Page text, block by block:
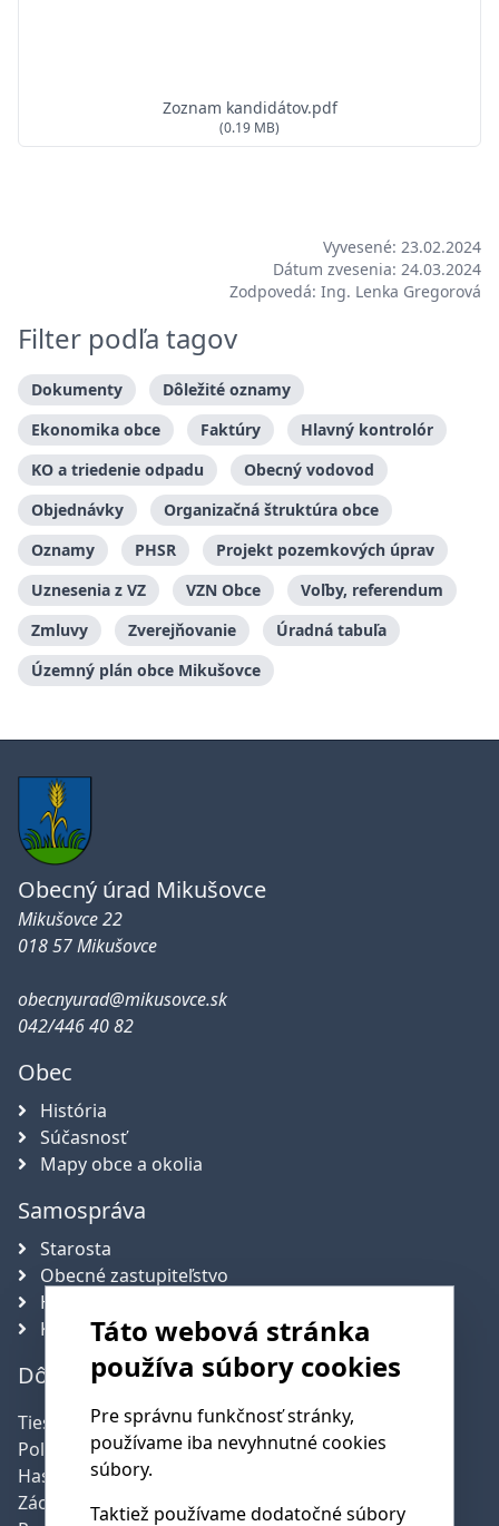
Zoznam kandidátov.pdf
(0.19 MB)
Vyvesené: 23.02.2024
Dátum zvesenia: 24.03.2024
Zodpovedá: Ing. Lenka Gregorová
Filter podľa tagov
Dokumenty
Dôležité oznamy
Ekonomika obce
Faktúry
Hlavný kontrolór
KO a triedenie odpadu
Obecný vodovod
Objednávky
Organizačná štruktúra obce
Oznamy
PHSR
Projekt pozemkových úprav
Uznesenia z VZ
VZN Obce
Voľby, referendum
Zmluvy
Zverejňovanie
Úradná tabuľa
Územný plán obce Mikušovce
Obecný úrad Mikušovce
Mikušovce 22
018 57 Mikušovce
obecnyurad@mikusovce.sk
042/446 40 82
Obec
História
Súčasnosť
Mapy obce a okolia
Samospráva
Starosta
Obecné zastupiteľstvo
Hlavný kontrolór obce
Komisie
Dôležité telefónne čísla
Tiesňová linka:112
Polícia:
158
Hasičská služba:
Záchranná služba:
155
Táto webová stránka
používa súbory cookies
Pre správnu funkčnosť stránky,
používame iba nevyhnutné cookies
súbory.
Taktiež používame dodatočné súbory